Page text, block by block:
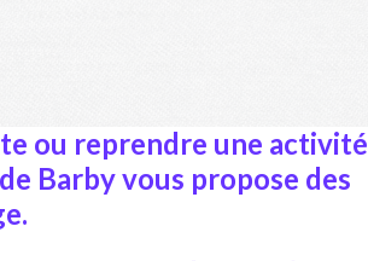
ou reprendre une activité
Barby vous propose des